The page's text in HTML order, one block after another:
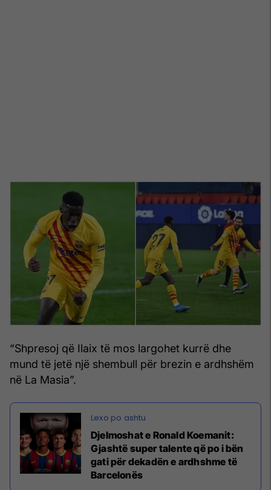
“Shpresoj që Ilaix të mos largohet kurrë dhe
mund të jetë një shembull për brezin e ardhshëm
në La Masia”.
Djelmoshat e Ronald Koemanit:
Gjashtë super talente që po i bën
gati për dekadën e ardhshme të
Barcelonës